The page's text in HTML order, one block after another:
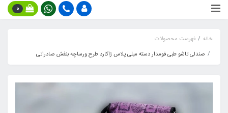
0
خانه
فهرست محصولات
صندلی تاشو طبی فومدار دسته مبلی پلاس ژاکارد طرح ورساچه بنفش صادراتی